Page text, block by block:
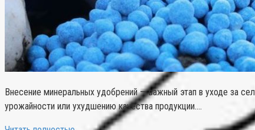
Внесение минеральных удобрений — важный этап в уходе за
урожайности или ухудшению качества продукции….